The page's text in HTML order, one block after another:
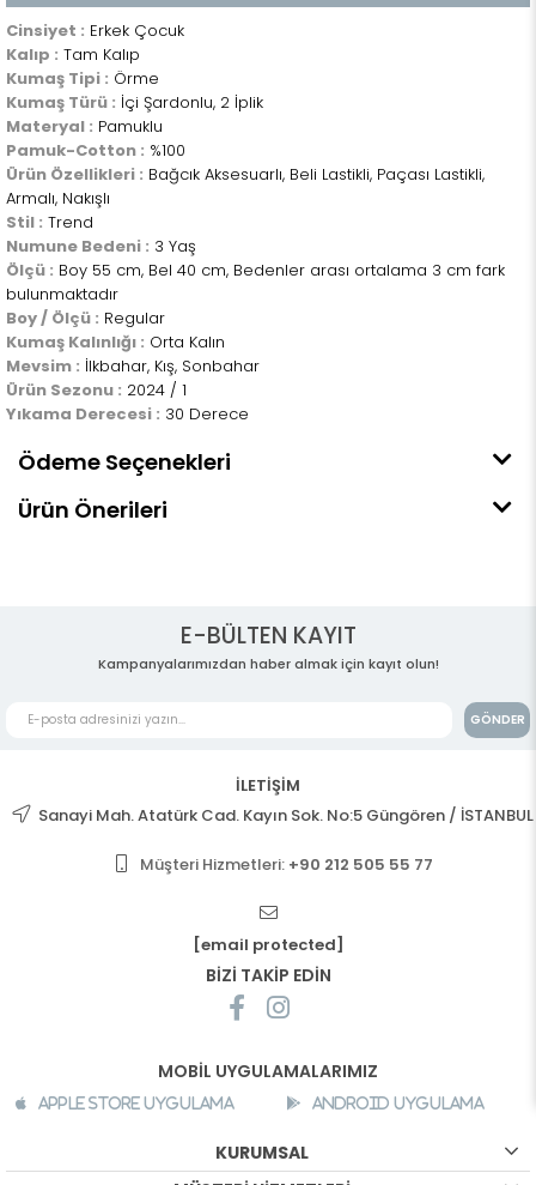
Cinsiyet : Erkek Çocuk
Kalıp : Tam Kalıp
Kumaş Tipi : Örme
Kumaş Türü : İçi Şardonlu, 2 İplik
Materyal : Pamuklu
Pamuk-Cotton : %100
Ürün Özellikleri : Bağcık Aksesuarlı, Beli Lastikli, Paçası Lastikli,
Armalı, Nakışlı
Stil : Trend
Numune Bedeni : 3 Yaş
Ölçü : Boy 55 cm, Bel 40 cm, Bedenler arası ortalama 3 cm fark
bulunmaktadır
Boy / Ölçü : Regular
Kumaş Kalınlığı : Orta Kalın
Mevsim : İlkbahar, Kış, Sonbahar
Ürün Sezonu : 2024 / 1
Yıkama Derecesi : 30 Derece
Ödeme Seçenekleri
Ürün Önerileri
E-BÜLTEN KAYIT
Kampanyalarımızdan haber almak için kayıt olun!
GÖNDER
İLETİŞİM
Sanayi Mah. Atatürk Cad. Kayın Sok. No:5 Güngören / İSTANBUL
Müşteri Hizmetleri: +90 212 505 55 77
[email protected]
BİZİ TAKİP EDİN
MOBİL UYGULAMALARIMIZ
Apple Store Uygulama Android Uygulama
KURUMSAL